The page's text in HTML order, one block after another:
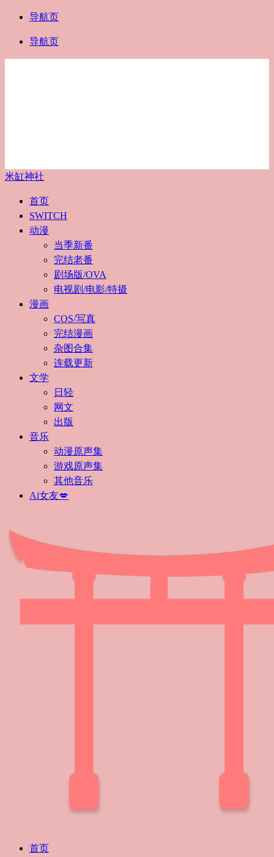
导航页
导航页
米缸神社
首页
SWITCH
动漫
当季新番
完结老番
剧场版/OVA
电视剧/电影/特摄
漫画
COS/写真
完结漫画
杂图合集
连载更新
文学
日轻
网文
出版
音乐
动漫原声集
游戏原声集
其他音乐
Ai女友💋
首页